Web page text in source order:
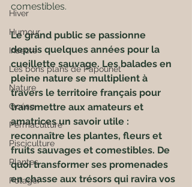
Hiver
Humour
Insecte
Les bons plans de Papounet
Nature
Océan
Permaculture
Pisciculture
Plantes
Potager
comestibles.
Le grand public se passionne
depuis quelques années pour la
cueillette sauvage. Les balades en
pleine nature se multiplient à
travers le territoire français pour
transmettre aux amateurs et
amatrices un savoir utile :
reconnaître les plantes, fleurs et
fruits sauvages et comestibles. De
quoi transformer ses promenades
en chasse aux trésors qui ravira vos